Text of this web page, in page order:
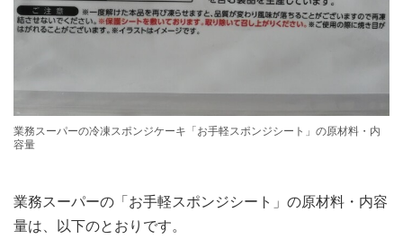
業務スーパーの冷凍スポンジケーキ「お手軽スポンジシート」の原材料・内
容量
業務スーパーの「お手軽スポンジシート」の原材料・内容
量は、以下のとおりです。